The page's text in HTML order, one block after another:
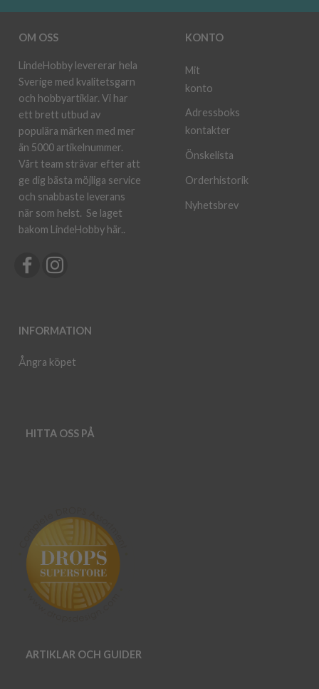
OM OSS
LindeHobby levererar hela
Sverige med kvalitetsgarn
och hobbyartiklar. Vi har
ett brett utbud av
populära märken med mer
än 5000 artikelnummer.
Vårt team strävar efter att
ge dig bästa möjliga service
och snabbaste leverans
när som helst. Se laget
bakom LindeHobby här..
INFORMATION
Ångra köpet
KONTO
Mit
konto
Adressboks
kontakter
Önskelista
Orderhistorik
Nyhetsbrev
HITTA OSS PÅ
ARTIKLAR OCH GUIDER